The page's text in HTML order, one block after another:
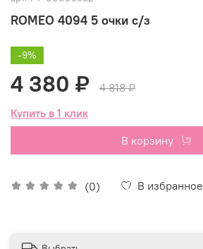
ROMEO 4094 5 очки с/з
(0) В избранное
-9%
4 380 ₽
4 818 ₽
Купить в 1 клик
В корзину